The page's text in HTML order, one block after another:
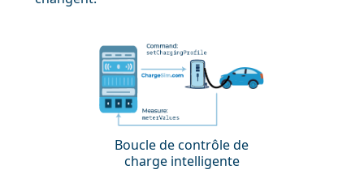
Boucle de contrôle de
charge intelligente